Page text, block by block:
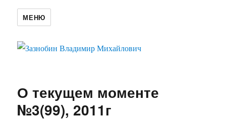
МЕНЮ
О текущем моменте
№3(99), 2011г